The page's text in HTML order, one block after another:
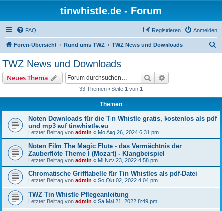
tinwhistle.de - Forum
FAQ Anmelden
Registrieren
Foren-Übersicht Rund ums TWZ TWZ News und Downloads
TWZ News und Downloads
Neues Thema Suche
33 Themen • Seite 1 von 1
Themen
Noten Downloads für die Tin Whistle gratis, kostenlos als pdf
und mp3 auf tinwhistle.eu
Letzter Beitrag von admin « Mo Aug 26, 2024 6:31 pm
Noten Film The Magic Flute - das Vermächtnis der
Zauberflöte Theme I (Mozart) - Klangbeispiel
Letzter Beitrag von admin « Mi Nov 23, 2022 4:58 pm
Chromatische Grifftabelle für Tin Whistles als pdf-Datei
Letzter Beitrag von admin « So Okt 02, 2022 4:04 pm
TWZ Tin Whistle Pflegeanleitung
Letzter Beitrag von admin « Sa Mai 21, 2022 8:49 pm